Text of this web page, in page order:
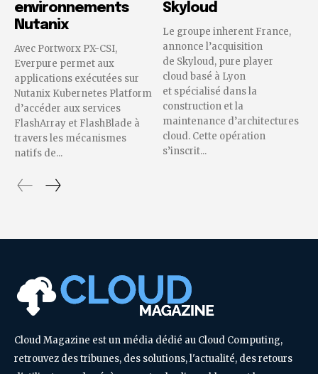
environnements
Nutanix
Avec Portworx PX-CSI,
Everpure permet aux
applications exécutées sur
Nutanix Kubernetes Platform
d’accéder aux services
FlashArray et FlashBlade à
travers les mécanismes
natifs de...
Skyloud
Le groupe inherent France,
annonce l’acquisition
de Skyloud, pure player
cloud basé à Lyon
et spécialisé dans la
construction et la
maintenance d’architectures
cloud. Cette opération
s’inscrit...
Cloud Magazine est un média dédié au Cloud Computing,
retrouvez des tribunes, des solutions, l'actualité, des retours